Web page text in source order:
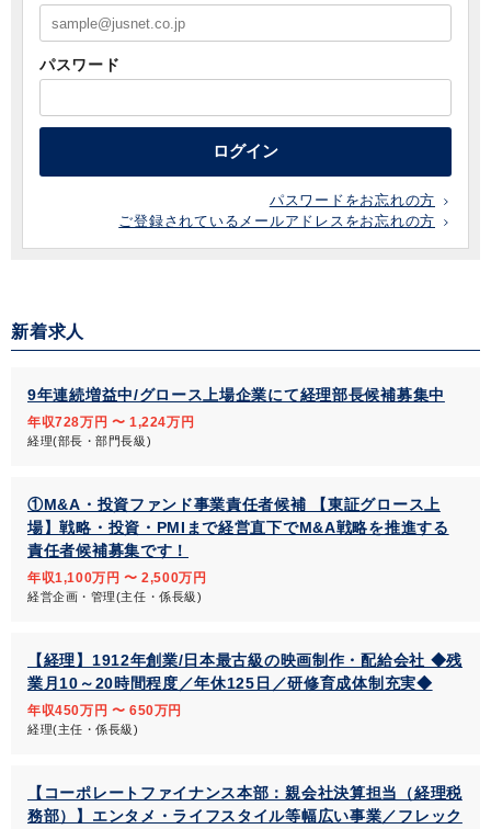
パスワード
ログイン
パスワードをお忘れの方
ご登録されているメールアドレスをお忘れの方
新着求人
9年連続増益中/グロース上場企業にて経理部長候補募集中
年収728万円 〜 1,224万円
経理(部長・部門長級)
①M&A・投資ファンド事業責任者候補 【東証グロース上
場】戦略・投資・PMIまで経営直下でM&A戦略を推進する
責任者候補募集です！
年収1,100万円 〜 2,500万円
経営企画・管理(主任・係長級)
【経理】1912年創業/日本最古級の映画制作・配給会社 ◆残
業月10～20時間程度／年休125日／研修育成体制充実◆
年収450万円 〜 650万円
経理(主任・係長級)
【コーポレートファイナンス本部：親会社決算担当（経理税
務部）】エンタメ・ライフスタイル等幅広い事業／フレック